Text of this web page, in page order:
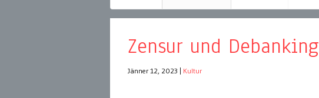
Zensur und Debanking
Jänner 12, 2023 Kultur